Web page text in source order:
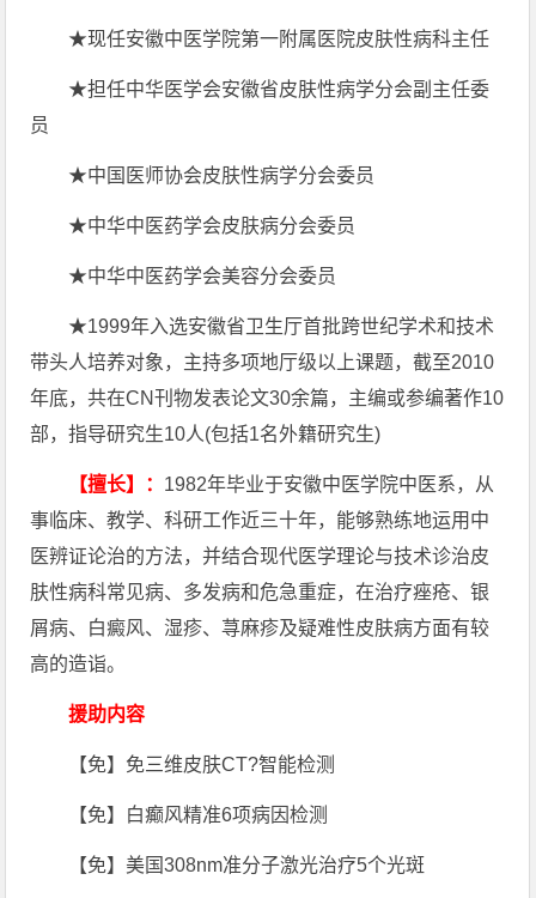
★现任安徽中医学院第一附属医院皮肤性病科主任
★担任中华医学会安徽省皮肤性病学分会副主任委
员
★中国医师协会皮肤性病学分会委员
★中华中医药学会皮肤病分会委员
★中华中医药学会美容分会委员
★1999年入选安徽省卫生厅首批跨世纪学术和技术
带头人培养对象，主持多项地厅级以上课题，截至2010
年底，共在CN刊物发表论文30余篇，主编或参编著作10
部，指导研究生10人(包括1名外籍研究生)
【擅长】： 1982年毕业于安徽中医学院中医系，从
事临床、教学、科研工作近三十年，能够熟练地运用中
医辨证论治的方法，并结合现代医学理论与技术诊治皮
肤性病科常见病、多发病和危急重症，在治疗痤疮、银
屑病、白癜风、湿疹、荨麻疹及疑难性皮肤病方面有较
高的造诣。
援助内容
【免】免三维皮肤CT?智能检测
【免】白癫风精准6项病因检测
【免】美国308nm准分子激光治疗5个光斑